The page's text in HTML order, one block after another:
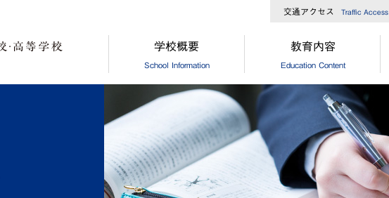
交通アクセス Traffic Access
学校概要
School Information
校長からのメッセージ
学校経営方針
修大ひろしま協創が目指す教育
広島修道大学との連携
教育内容
Education Content
中高一貫コースについて
[高校]コース制
[高校]特別進学コース
[高校]進学コース